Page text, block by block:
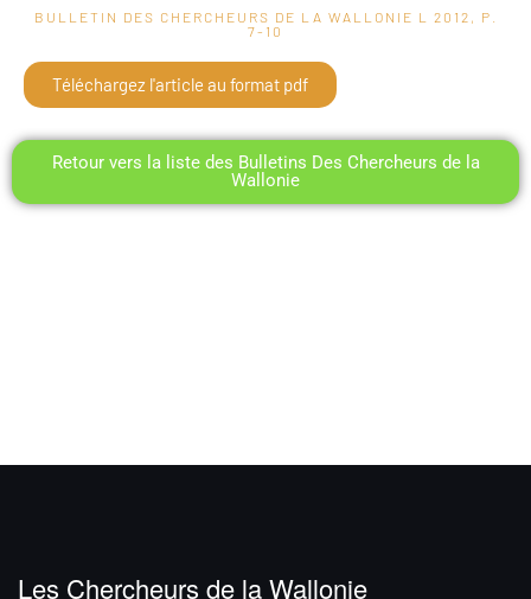
BULLETIN DES CHERCHEURS DE LA WALLONIE L
2012, P.
7-10
Téléchargez l'article au format pdf
Retour vers la liste des Bulletins Des Chercheurs de la
Wallonie
Les Chercheurs de la Wallonie